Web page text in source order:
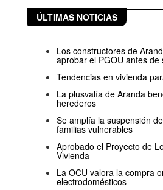
ÚLTIMAS NOTICIAS
Los constructores de
aprobar el PGOU antes de
Tendencias en vivienda
La plusvalía de Aranda
herederos
Se amplía la suspensión
familias vulnerables
Aprobado el Proyecto de
Vivienda
La OCU valora la compra
electrodomésticos